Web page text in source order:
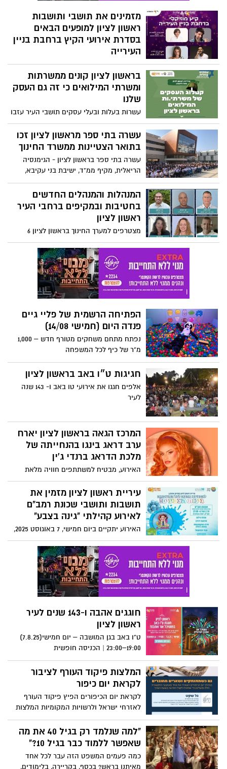
מזמינים את תושבי ותושבות
ראשון לציון למופעים הבאים
בסדרת אירועי הקיץ ברחבת בניין
העירייה
אהרון פררה, רותם כהן, דודו אהרון ואנה זק
בראשון לציון קונים ממשרתות
ומשרתי המילואים כי זה גם העסק
שלנו
עשרות בעלות ובעלי עסקים תושבי העיר עזבו
הכל – את הבית, את המשפחה ואת העסק –
ויצאו למילואים כדי לשמור ולהגן על כולנו
״עכשיו תורנו״
עשרה בתי ספר מראשון לציון זכו
בתואר הצטיינות ממשרד החינוך
עשרה בתי ספר בראשון לציון - הגימנסיה
הריאלית, מקיף ממ"ד, ישיבת בני עקיבא,
מקיף ג' עמית, עירוני ד' גן נחום, מקיף ה',
מקיף ז' רביבים, מקיף ח', מקיף ט' ומקיף י'
אבני החושן - זכו בתואר הצטיינות ממשרד
החינוך על הצטיינות בתחום הערכי, החברתי
והלימודי בשנת הלימודים תשפ"ה.
המנהלות והמנהלים החדשים
בחטיבות ובמקיפים ברחבי העיר
ראשון לציון
מצטרפים למערך החינוך בראשון לציון 6
מנהלות ומנהלים חדשים שכל אחד מהם
מביא ניסיון עשיר, חזון חינוכי ורוח של עשייה
משמעותית
הפתיחה הרשמית של פליי גיים
פנדה היום (חמישי 14/08)
נפתח מתחם משחקים מטורף חדש – 1,000
מ"ר של כיף לכל המשפחה
חגיגות ט״ו באב בראשון לציון
אלפים חגגו את אירועי טו באב ו- 143 שנה
לעיר
המרכז הגאה בראשון לציון יארח
ערב דראג בינגו בהנחייתה של
מלכת הדראג ברנדי ג'ין
האירוע, מבטיח למשתתפים חוויה מלאת
דרמה, צחוק ואקשן.
עיריית ראשון לציון מזמין את
תושבות ותושבי שכונת רמב"ם
לאירוע קהילתי "גינה בצבע"
האירוע יתקיים ביום חמישי, 7 באוגוסט 2025,
בין השעות 17:30 ל-19:00, בגינה הציבורית
שברחוב יהודה רגוניס 11
חוגגים אהבה ו-143 שנים לעיר
ראשון לציון
ט"ו באב בגן המושבה – יום חמישי(7.8.25)
19:00–23:00 | הכניסה חופשית
המלצות פיקוד העורף לציבור
לקראת יום כיפור
לקראת יום הכיפורים הפיץ פיקוד העורף
לאזרחי ישראל ולרשויות המקומיות המלצות
להתנהגות בטוחה ודרכי קבלת מידע במהלך
יום הכיפורים בנוגע לקבלת התרעות והנחיות
מצילות חיים בזמן אמת
"למה שנלמד רק בגיל 40 את מה
שאפשר ללמוד כבר בגיל 10?"
כמה פעמים המשפט הזה עבר לכל אחד
מאיתנו בראש? בכסף, בקריירה, בלימודים,